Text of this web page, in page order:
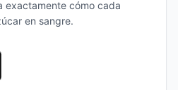
exactamente cómo cada
en sangre.